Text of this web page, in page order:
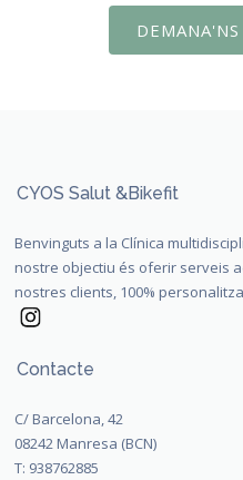
CYOS Salut &Bikefit
Benvinguts a la Clínica
nostre objectiu és oferir serveis
nostres clients, 100%
Contacte
C/ Barcelona, 42
08242 Manresa (BCN)
T: 938762885